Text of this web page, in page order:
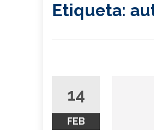
Etiqueta:
14
FEB